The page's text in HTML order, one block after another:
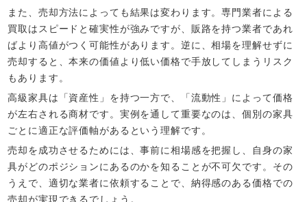
また、売却方法によっても結果は変わります。専門業者による
買取はスピードと確実性が強みですが、販路を持つ業者であれ
ばより高値がつく可能性があります。逆に、相場を理解せずに
売却すると、本来の価値より低い価格で手放してしまうリスク
もあります。
高級家具は「資産性」を持つ一方で、「流動性」によって価格
が左右される商材です。実例を通して重要なのは、個別の家具
ごとに適正な評価軸があるという理解です。
売却を成功させるためには、事前に相場感を把握し、自身の家
具がどのポジションにあるのかを知ることが不可欠です。その
うえで、適切な業者に依頼することで、納得感のある価格での
売却が実現できるでしょう。